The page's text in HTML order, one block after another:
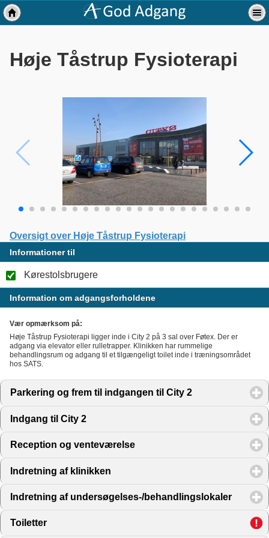
Høje Tåstrup Fysioterapi
Oversigt over Høje Tåstrup Fysioterapi
Informationer til
Kørestolsbrugere
Information om adgangsforholdene
Vær opmærksom på:
Høje Tåstrup Fysioterapi ligger inde i City 2 på 3 sal over Føtex. Der er
adgang via elevator eller rulletrapper. Klinikken har rummelige
behandlingsrum og adgang til et tilgængeligt toilet inde i træningsområdet
hos SATS.
Parkering og frem til indgangen til City 2 click to expand
Indgang til City 2
Reception og venteværelse
Indretning af klinikken
Indretning af undersøgelses-/behandlingslokaler click
Toiletter